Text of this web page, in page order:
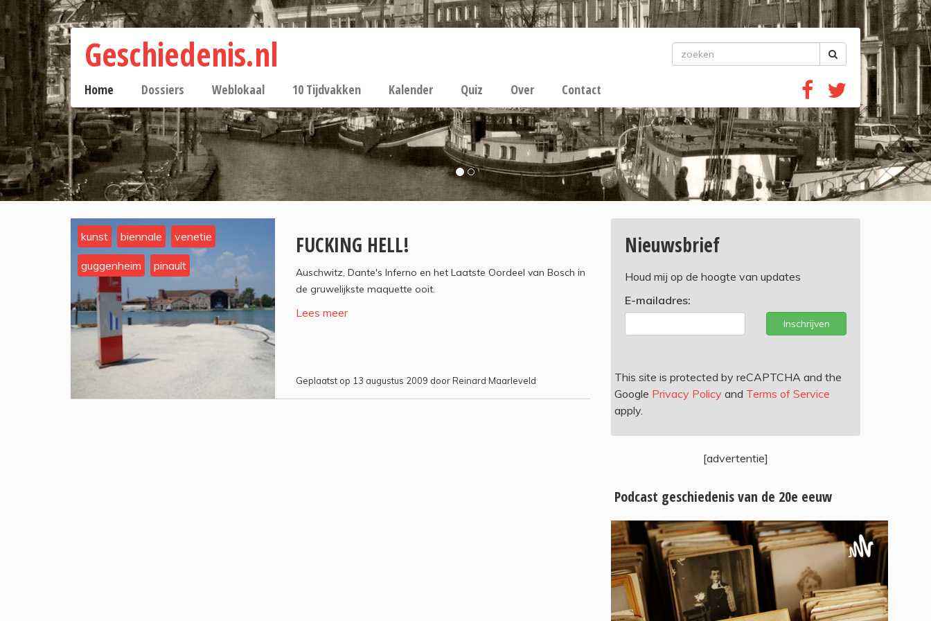
Geschiedenis.nl
Home Dossiers Weblokaal 10 Tijdvakken Kalender Quiz Over Contact
kunst biennale venetie
guggenheim pinault
FUCKING HELL!
Auschwitz, Dante's Inferno en het Laatste Oordeel van Bosch in
de gruwelijkste maquette ooit.
Lees meer
Geplaatst op 13 augustus 2009 door Reinard Maarleveld
Nieuwsbrief
Houd mij op de hoogte van updates
E-mailadres:
Inschrijven
This site is protected by reCAPTCHA and the
Google Privacy Policy and Terms of Service
apply.
[advertentie]
Podcast geschiedenis van de 20e eeuw